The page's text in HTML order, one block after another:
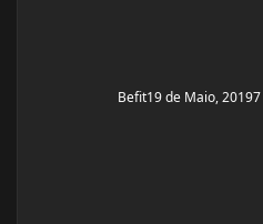
Befit19 de Maio, 2019